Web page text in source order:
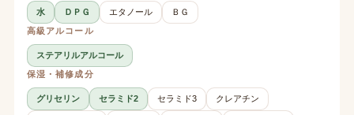
水 ＤＰＧ エタノール
ＢＧ
高級アルコール
ステアリルアルコール
保湿・補修成分
グリセリン セラミド2 セラミド3 クレアチン